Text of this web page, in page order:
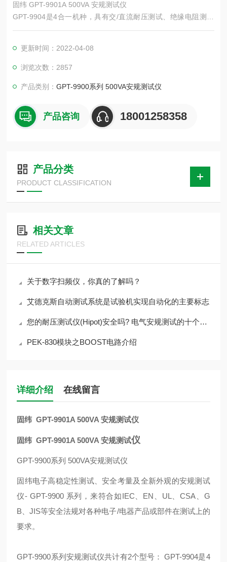
固纬 GPT-9901A 500VA 安规测试仪
GPT-9904是4合一机种，具有交/直流耐压测试、绝缘电阻测试
及交流接地阻抗测试功能、 GPT-9903/9903A提供交/直流耐压
试功能、 GPT-9901A提供交流耐压测试功能。除此之外，每项
测试完成后都会自动进行放电处理，以避免待测物存在过大的测
更新时间：2022-04-08
浏览次数：2857
产品类别：GPT-9900系列 500VA安规测试仪
产品咨询 18001258358
产品分类
PRODUCT CLASSIFICATION
相关文章
RELATED ARTICLES
关于数字扫频仪，你真的了解吗？
艾德克斯自动测试系统是试验机实现自动化的主要标志
您的耐压测试仪(Hipot)安全吗? 电气安规测试的十个为什么?
PEK-830模块之BOOST电路介绍
详细介绍 在线留言
固纬 GPT-9901A 500VA 安规测试仪
固纬 GPT-9901A 500VA 安规测试仪
GPT-9900系列 500VA安规测试仪
固纬电子高稳定性测试、安全考量及全新外观的安规测试
仪- GPT-9900 系列，来符合如IEC、EN、UL、CSA、G
B、JIS等安全法规对各种电子/电器产品或部件在测试上的
要求。
GPT-9900系列 安规测试仪共计有2个型号： GPT-9904是4